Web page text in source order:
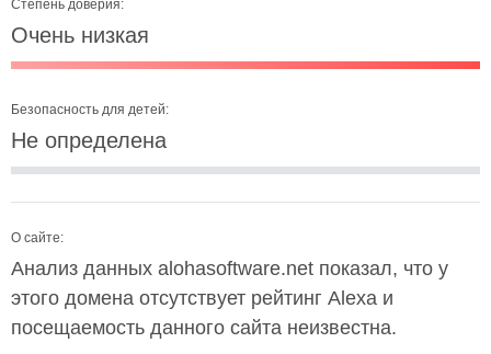
Степень доверия:
Очень низкая
Безопасность для детей:
Не определена
О сайте:
Анализ данных alohasoftware.net показал, что у
этого домена отсутствует рейтинг Alexa и
посещаемость данного сайта неизвестна.